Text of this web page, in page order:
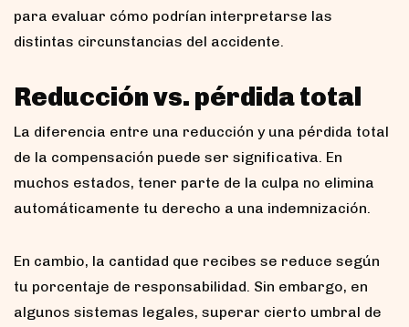
para evaluar cómo podrían interpretarse las
distintas circunstancias del accidente.
Reducción vs. pérdida total
La diferencia entre una reducción y una pérdida total
de la compensación puede ser significativa. En
muchos estados, tener parte de la culpa no elimina
automáticamente tu derecho a una indemnización.
En cambio, la cantidad que recibes se reduce según
tu porcentaje de responsabilidad. Sin embargo, en
algunos sistemas legales, superar cierto umbral de